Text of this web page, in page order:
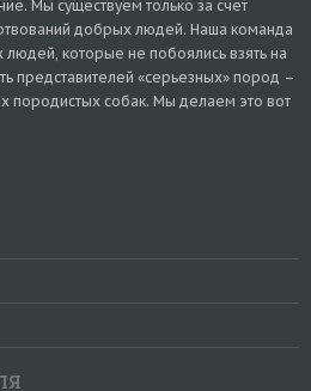
Мы существуем только за счет
добрых людей. Наша команда
людей, которые не побоялись взять на
представителей «серьезных» пород –
породистых собак. Мы делаем это вот